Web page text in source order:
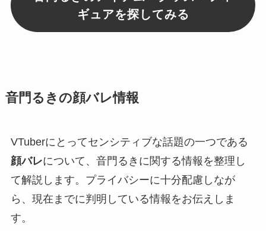
ギュアを探してみる
音門るきの顔バレ情報
VTuberにとってセンシティブな話題の一つである
顔バレについて、音門るきに関する情報を整理し
て解説します。プライバシーに十分配慮しなが
ら、現在までに判明している情報をお伝えしま
す。